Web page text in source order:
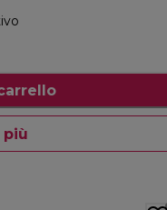
più